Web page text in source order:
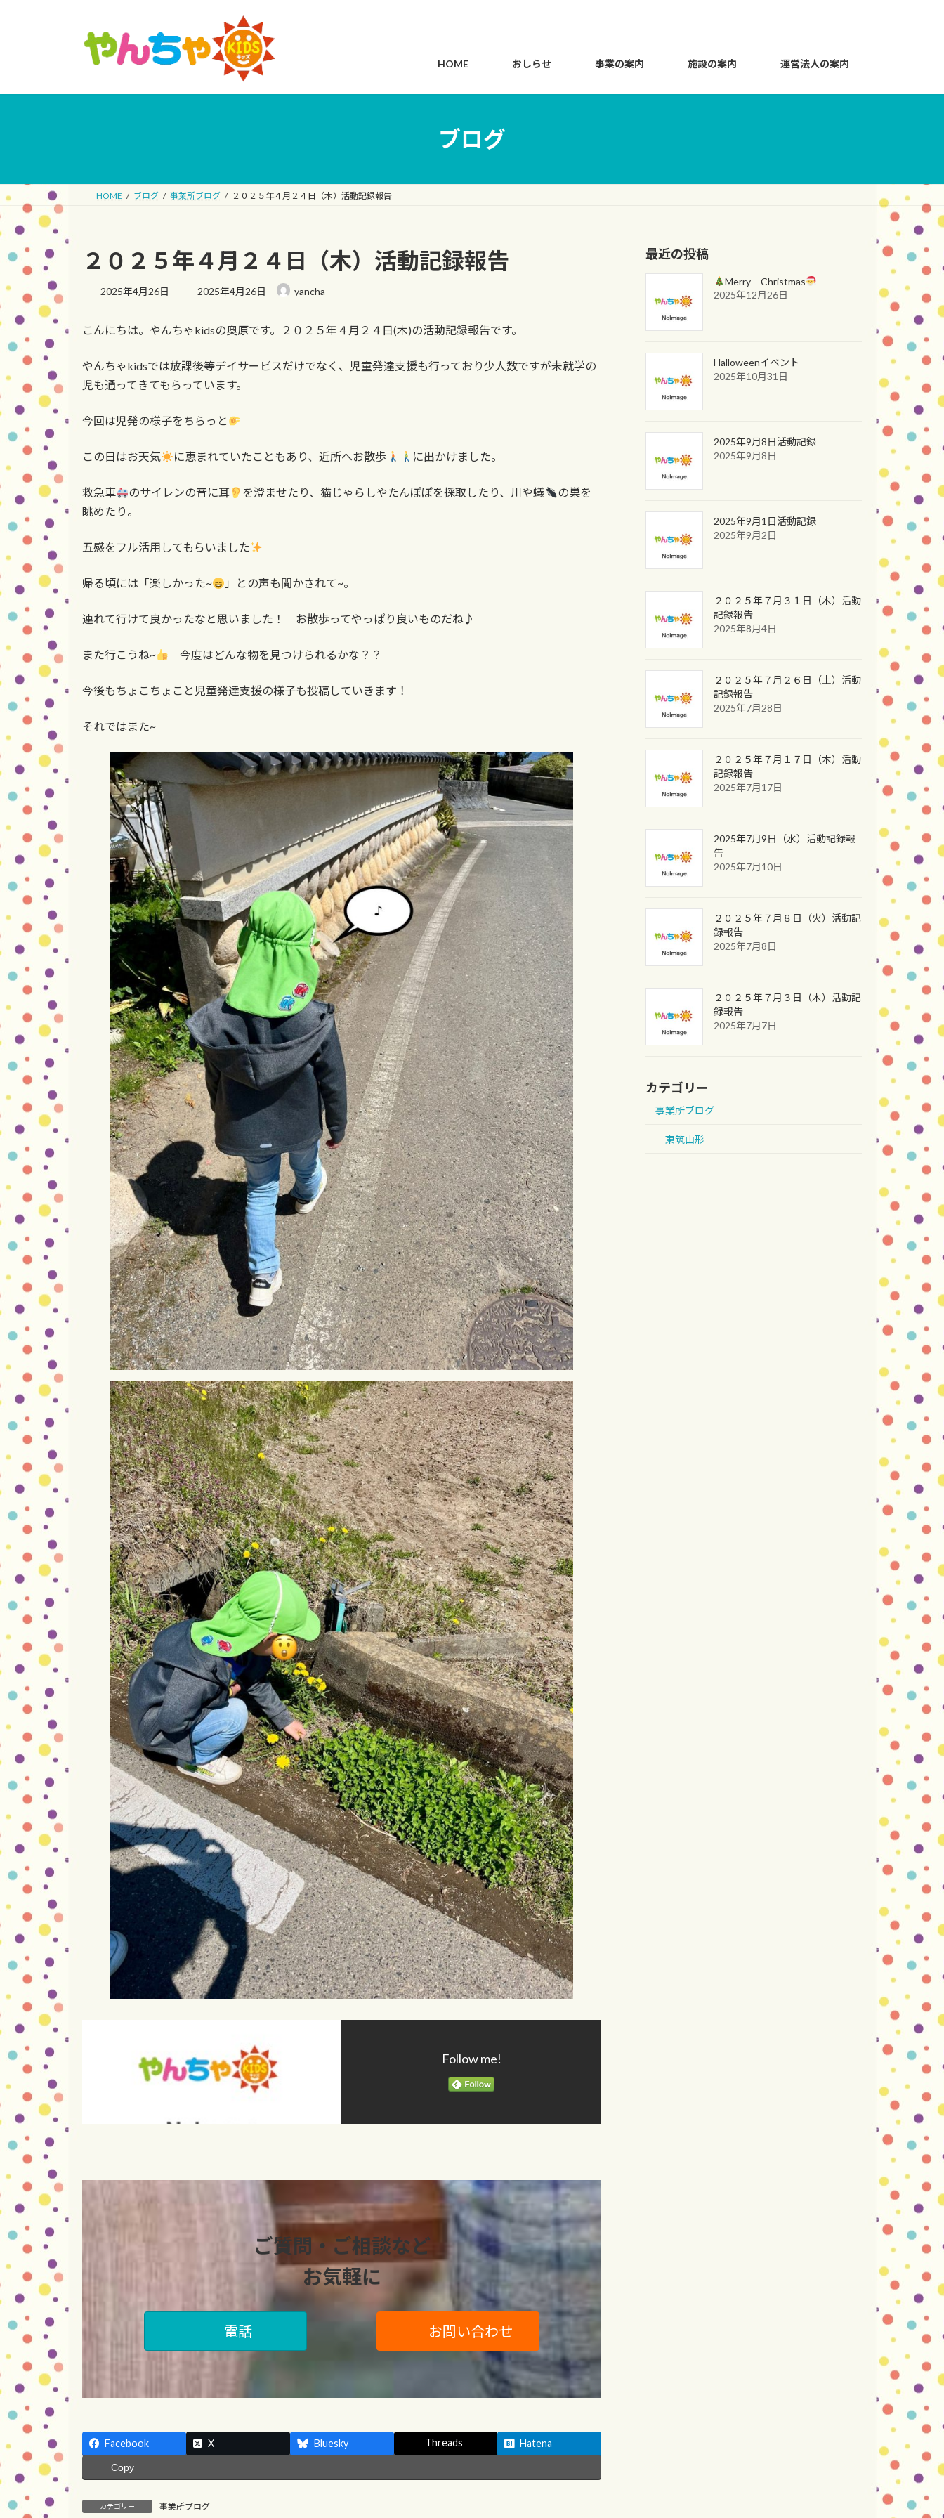
へ
ョ
HOME おしらせ 事業の案内 施設の案内 運営法人の案内
ブログ
HOME ブログ 事業所ブログ ２０２５年４月２４日（木）活動記録報告
２０２５年４月２４日（木）活動記録報告
2025年4月26日
最
新
時
:
2025年4月26日 yancha
こんにちは。やんちゃkidsの奥原です。２０２５年４月２４日(木)の活動記録報告です。
やんちゃkidsでは放課後等デイサービスだけでなく、児童発達支援も行っており少人数ですが未就学の
児も通ってきてもらっています。
今回は児発の様子をちらっと
この日はお天気 に恵まれていたこともあり、近所へお散歩 に出かけました。
救急車 のサイレンの音に耳 を澄ませたり、猫じゃらしやたんぽぽを採取したり、川や蟻
の巣を
眺めたり。
五感をフル活用してもらいました
帰る頃には「楽しかった~ 」との声も聞かされて~。
連れて行けて良かったなと思いました！ お散歩ってやっぱり良いものだね♪
また行こうね~ ️今度はどんな物を見つけられるかな？？
今後もちょこちょこと児童発達支援の様子も投稿していきます！
それではまた~
Follow me!
ご質問・ご相談など
お気軽に
電話 お問い合わせ
Facebook X Bluesky Threads Hatena
Copy
カテゴリー 事業所ブログ
最近の投稿
Merry Christmas
2025年12月26日
Halloweenイベント
2025年10月31日
2025年9月8日活動記録
2025年9月8日
2025年9月1日活動記録
2025年9月2日
２０２５年７月３１日（木）活動
記録報告
2025年8月4日
２０２５年７月２６日（土）活動
記録報告
2025年7月28日
２０２５年７月１７日（木）活動
記録報告
2025年7月17日
2025年7月9日（水）活動記録報
告
2025年7月10日
２０２５年７月８日（火）活動記
録報告
2025年7月8日
２０２５年７月３日（木）活動記
録報告
2025年7月7日
カテゴリー
事業所ブログ
東筑山形